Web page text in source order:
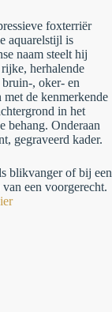
foxterriër
aquarelstijl is
naam steelt hij
herhalende
, oker- en
de kenmerkende
in het
behang. Onderaan
gegraveerd kader.
blikvanger of bij een
een voorgerecht.